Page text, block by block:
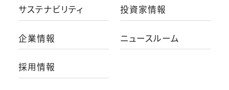
サステナビリティ 投資家情報
企業情報 ニュースルーム
採用情報